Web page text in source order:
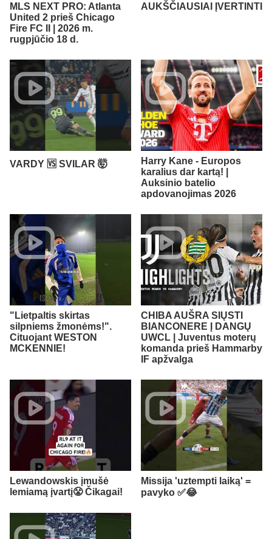
MLS NEXT PRO: Atlanta
United 2 prieš Chicago
Fire FC II | 2026 m.
rugpjūčio 18 d.
AUKŠČIAUSIAI ĮVERTINTI
VARDY 🆚 SVILAR 🤯
Harry Kane - Europos
karalius dar kartą! |
Auksinio batelio
apdovanojimas 2026
"Lietpaltis skirtas
silpniems žmonėms!".
Cituojant WESTON
MCKENNIE!
CHIBA AUŠRA SIŲSTI
BIANCONERE Į DANGŲ
UWCL | Juventus moterų
komanda prieš Hammarby
IF apžvalga
Lewandowskis įmušė
lemiamą įvartį😤 Čikagai!
Missija 'uztempti laiką' =
pavyko ✅️😂